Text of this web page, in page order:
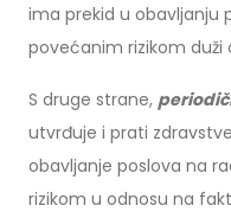
ima prekid u obavljanju
povećanim rizikom duži
S druge strane,
utvrđuje i prati
obavljanje poslova na
rizikom u odnosu na